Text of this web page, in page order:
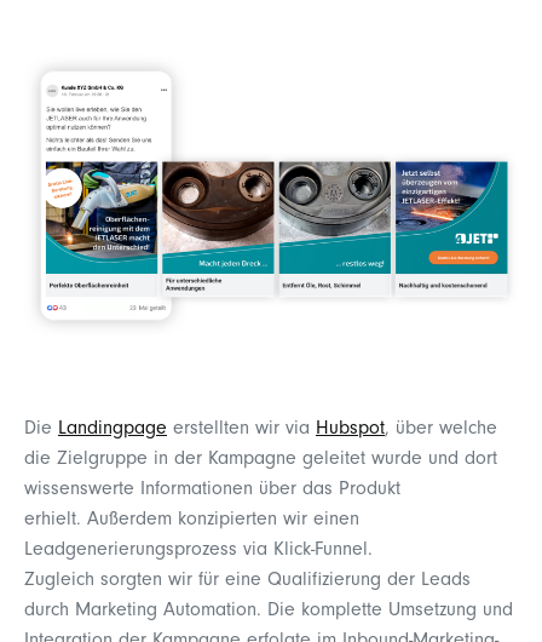
Die Landingpage erstellten wir via Hubspot, über welche
die Zielgruppe in der Kampagne geleitet wurde und dort
wissenswerte Informationen über das Produkt
erhielt. Außerdem konzipierten wir einen
Leadgenerierungsprozess via Klick-Funnel.
Zugleich sorgten wir für eine Qualifizierung der Leads
durch Marketing Automation. Die komplette Umsetzung und